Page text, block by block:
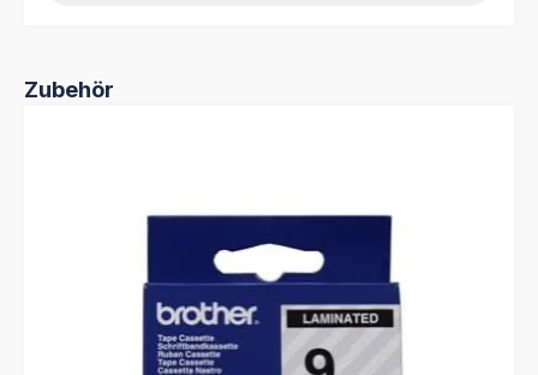
Produktgalerie überspringen
Zubehör